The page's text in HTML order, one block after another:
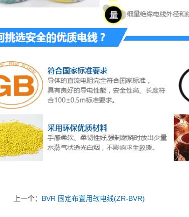
上一个： BVR 固定布置用软电线(ZR-BVR)